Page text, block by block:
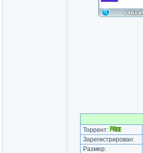
Торрент:
Зарегистрирован:
Размер: